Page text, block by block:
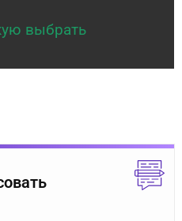
выбрать